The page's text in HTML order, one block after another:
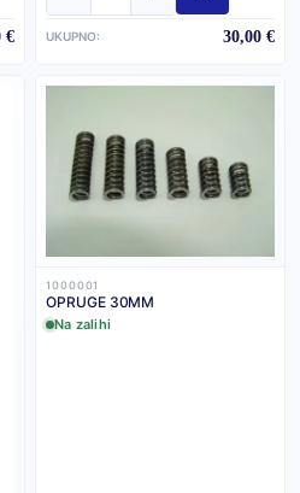
€ UKUPNO: 30,00 €
1000001
OPRUGE 30MM
Na zalihi